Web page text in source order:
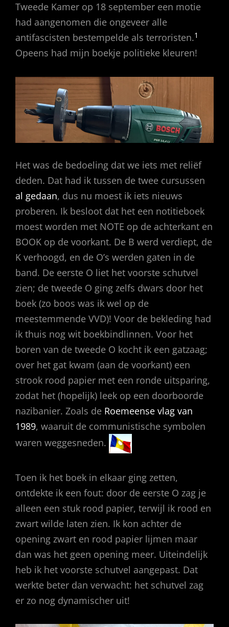
Tweede Kamer op 18 september een motie
had aangenomen die ongeveer alle
antifascisten bestempelde als terroristen.1
Opeens had mijn boekje politieke kleuren!
Het was de bedoeling dat we iets met reliëf
deden. Dat had ik tussen de twee cursussen
al gedaan, dus nu moest ik iets nieuws
proberen. Ik besloot dat het een notitieboek
moest worden met NOTE op de achterkant en
BOOK op de voorkant. De B werd verdiept, de
K verhoogd, en de O’s werden gaten in de
band. De eerste O liet het voorste schutvel
zien; de tweede O ging zelfs dwars door het
boek (zo boos was ik wel op de
meestemmende VVD)! Voor de bekleding had
ik thuis nog wit boekbindlinnen. Voor het
boren van de tweede O kocht ik een gatzaag;
over het gat kwam (aan de voorkant) een
strook rood papier met een ronde uitsparing,
zodat het (hopelijk) leek op een doorboorde
nazibanier. Zoals de Roemeense vlag van
1989, waaruit de communistische symbolen
waren weggesneden.
Toen ik het boek in elkaar ging zetten,
ontdekte ik een fout: door de eerste O zag je
alleen een stuk rood papier, terwijl ik rood en
zwart wilde laten zien. Ik kon achter de
opening zwart en rood papier lijmen maar
dan was het geen opening meer. Uiteindelijk
heb ik het voorste schutvel aangepast. Dat
werkte beter dan verwacht: het schutvel zag
er zo nog dynamischer uit!